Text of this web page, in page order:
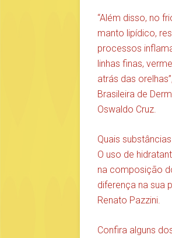
“Além disso, no
manto lipídico,
processos
linhas finas,
atrás das
Brasileira de
Oswaldo Cruz.
Quais
O uso de
na composição
diferença na sua
Renato Pazzini.
Confira alguns